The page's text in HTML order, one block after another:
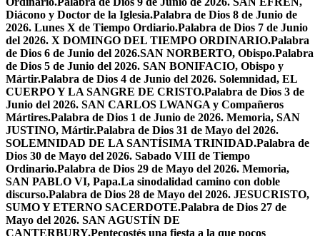
Diácono y Doctor de la Iglesia.Palabra de Dios 8 de Junio de
2026. Lunes X de Tiempo Ordiario.Palabra de Dios 7 de Junio
del 2026. X DOMINGO DEL TIEMPO ORDINARIO.Palabra
de Dios 6 de Junio del 2026.SAN NORBERTO, Obispo.Palabra
de Dios 5 de Junio del 2026. SAN BONIFACIO, Obispo y
Mártir.Palabra de Dios 4 de Junio del 2026. Solemnidad, EL
CUERPO Y LA SANGRE DE CRISTO.Palabra de Dios 3 de
Junio del 2026. SAN CARLOS LWANGA y Compañeros
Mártires.Palabra de Dios 1 de Junio de 2026. Memoria, SAN
JUSTINO, Mártir.Palabra de Dios 31 de Mayo del 2026.
SOLEMNIDAD DE LA SANTÍSIMA TRINIDAD.Palabra de
Dios 30 de Mayo del 2026. Sabado VIII de Tiempo
Ordinario.Palabra de Dios 29 de Mayo del 2026. Memoria,
SAN PABLO VI, Papa.La sinodalidad camino con doble
discurso.Palabra de Dios 28 de Mayo del 2026. JESUCRISTO,
SUMO Y ETERNO SACERDOTE.Palabra de Dios 27 de
Mayo del 2026. SAN AGUSTÍN DE
CANTERBURY.Pentecostés una fiesta a la que pocos